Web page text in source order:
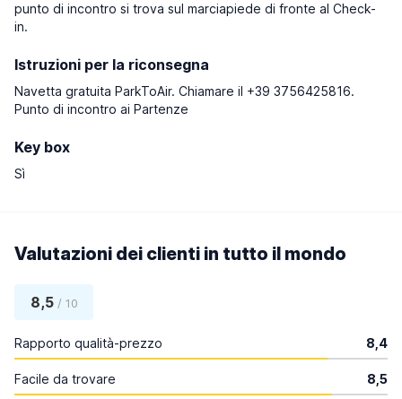
punto di incontro si trova sul marciapiede di fronte al Check-
in.
Istruzioni per la riconsegna
Navetta gratuita ParkToAir. Chiamare il +39 3756425816.
Punto di incontro ai Partenze
Key box
Sì
Valutazioni dei clienti in tutto il mondo
8,5/ 10
Rapporto qualità-prezzo 8,4
Facile da trovare 8,5